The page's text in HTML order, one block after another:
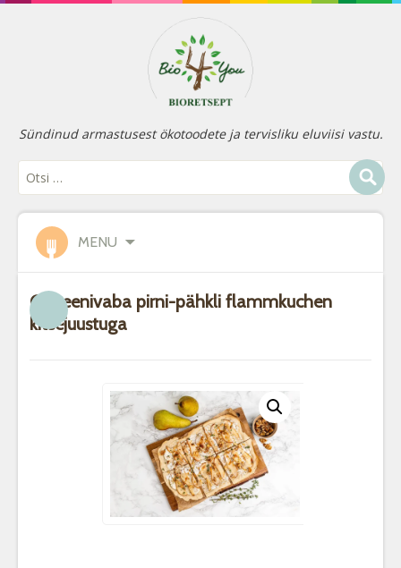
Sündinud armastusest ökotoodete ja tervisliku eluviisi vastu.
MENU
Gluteenivaba pirni-pähkli flammkuchen
kitsejuustuga